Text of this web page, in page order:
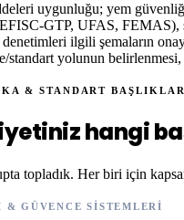
uygunluğu; yem
GTP, UFAS, FEMAS),
ilgili şemaların
standart yolunun
& STANDART
hangi
topladık. Her biri için
& GÜVENCE SISTEMLERI